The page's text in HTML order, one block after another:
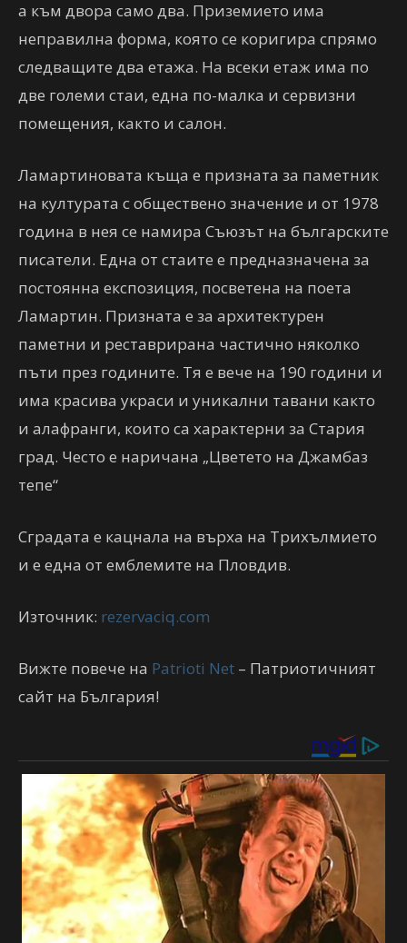
а към двора само два. Приземието има
неправилна форма, която се коригира спрямо
следващите два етажа. На всеки етаж има по
две големи стаи, една по-малка и сервизни
помещения, както и салон.
Ламартиновата къща е призната за паметник
на културата с обществено значение и от 1978
година в нея се намира Съюзът на българските
писатели. Една от стаите е предназначена за
постоянна експозиция, посветена на поета
Ламартин. Призната е за архитектурен
паметни и реставрирана частично няколко
пъти през годините. Тя е вече на 190 години и
има красива украси и уникални тавани както
и алафранги, които са характерни за Стария
град. Често е наричана „Цветето на Джамбаз
тепе“
Сградата е кацнала на върха на Трихълмието
и е една от емблемите на Пловдив.
Източник: rezervaciq.com
Вижте повече на Patrioti Net – Патриотичният
сайт на България!